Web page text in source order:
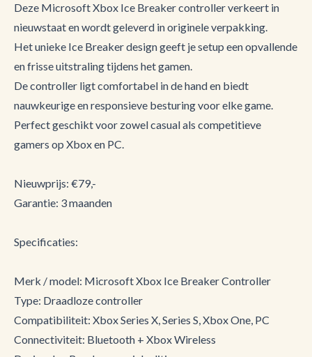
Deze Microsoft Xbox Ice Breaker controller verkeert in
nieuwstaat en wordt geleverd in originele verpakking.
Het unieke Ice Breaker design geeft je setup een opvallende
en frisse uitstraling tijdens het gamen.
De controller ligt comfortabel in de hand en biedt
nauwkeurige en responsieve besturing voor elke game.
Perfect geschikt voor zowel casual als competitieve
gamers op Xbox en PC.
Nieuwprijs: €79,-
Garantie: 3 maanden
Specificaties:
Merk / model: Microsoft Xbox Ice Breaker Controller
Type: Draadloze controller
Compatibiliteit: Xbox Series X, Series S, Xbox One, PC
Connectiviteit: Bluetooth + Xbox Wireless